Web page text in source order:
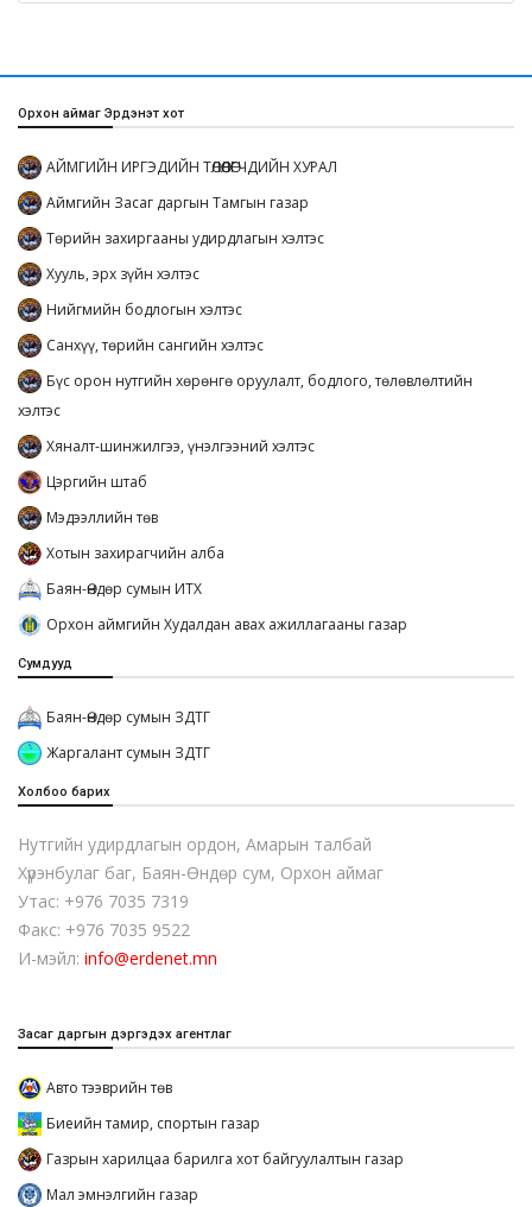
Орхон аймаг Эрдэнэт хот
АЙМГИЙН ИРГЭДИЙН ТӨЛӨӨЛӨГЧДИЙН ХУРАЛ
Аймгийн Засаг даргын Тамгын газар
Төрийн захиргааны удирдлагын хэлтэс
Хууль, эрх зүйн хэлтэс
Нийгмийн бодлогын хэлтэс
Санхүү, төрийн сангийн хэлтэс
Бүс орон нутгийн хөрөнгө оруулалт, бодлого, төлөвлөлтийн
хэлтэс
Хяналт-шинжилгээ, үнэлгээний хэлтэс
Цэргийн штаб
Мэдээллийн төв
Хотын захирагчийн алба
Баян-Өндөр сумын ИТХ
Орхон аймгийн Худалдан авах ажиллагааны газар
Сумдууд
Баян-Өндөр сумын ЗДТГ
Жаргалант сумын ЗДТГ
Холбоо барих
Нутгийн удирдлагын ордон, Амарын талбай
Хүрэнбулаг баг, Баян-Өндөр сум, Орхон аймаг
Утас: +976 7035 7319
Факс: +976 7035 9522
И-мэйл: info@erdenet.mn
Засаг даргын дэргэдэх агентлаг
Авто тээврийн төв
Биеийн тамир, спортын газар
Газрын харилцаа барилга хот байгуулалтын газар
Мал эмнэлгийн газар